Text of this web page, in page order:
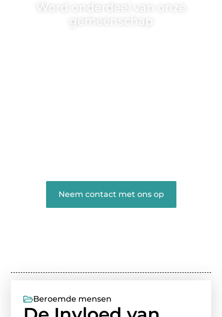
Word onderdeel van onze
gemeenschap
Neem contact met ons op
Beroemde mensen